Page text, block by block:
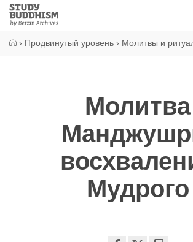
Close
Study
Buddhism
› Продвинутый уровень › Молитвы и
Молитва
Мудрого